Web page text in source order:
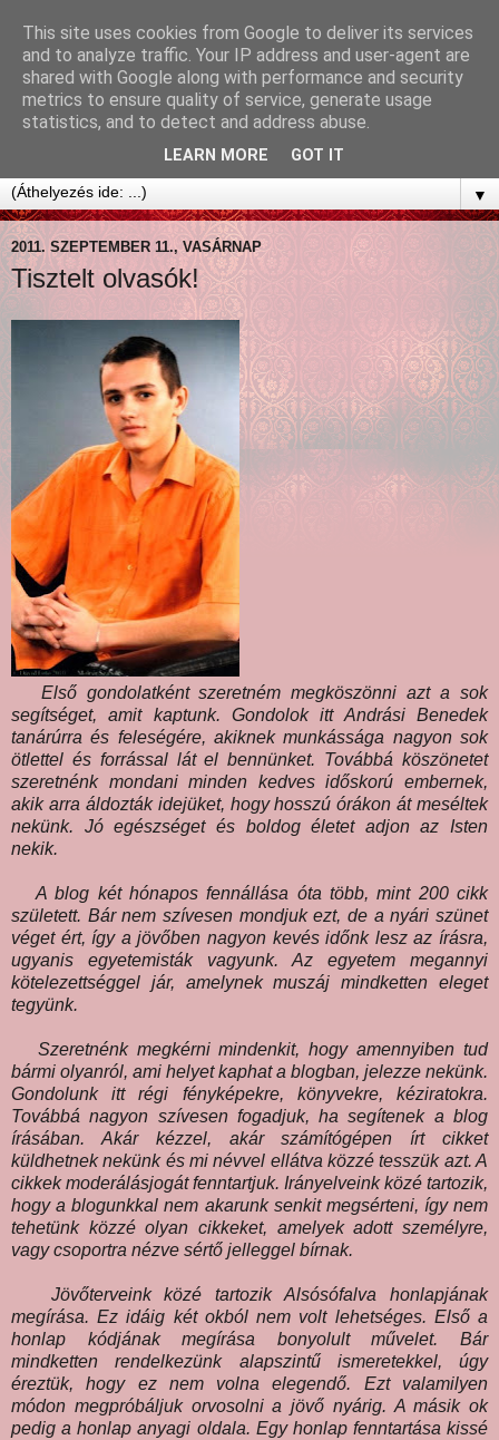
▼
2011. SZEPTEMBER 11., VASÁRNAP
Tisztelt olvasók!
Első gondolatként szeretném megköszönni azt a sok
segítséget, amit kaptunk. Gondolok itt Andrási Benedek
tanárúrra és feleségére, akiknek munkássága nagyon sok
ötlettel és forrással lát el bennünket. Továbbá köszönetet
szeretnénk mondani minden kedves időskorú embernek,
akik arra áldozták idejüket, hogy hosszú órákon át meséltek
nekünk. Jó egészséget és boldog életet adjon az Isten
nekik.
A blog két hónapos fennállása óta több, mint 200 cikk
született. Bár nem szívesen mondjuk ezt, de a nyári szünet
véget ért, így a jövőben nagyon kevés időnk lesz az írásra,
ugyanis egyetemisták vagyunk. Az egyetem megannyi
kötelezettséggel jár, amelynek muszáj mindketten eleget
tegyünk.
Szeretnénk megkérni mindenkit, hogy amennyiben tud
bármi olyanról, ami helyet kaphat a blogban, jelezze nekünk.
Gondolunk itt régi fényképekre, könyvekre, kéziratokra.
Továbbá nagyon szívesen fogadjuk, ha segítenek a blog
írásában. Akár kézzel, akár számítógépen írt cikket
küldhetnek nekünk és mi névvel ellátva közzé tesszük azt. A
cikkek moderálásjogát fenntartjuk. Irányelveink közé tartozik,
hogy a blogunkkal nem akarunk senkit megsérteni, így nem
tehetünk közzé olyan cikkeket, amelyek adott személyre,
vagy csoportra nézve sértő jelleggel bírnak.
Jövőterveink közé tartozik Alsósófalva honlapjának
megírása. Ez idáig két okból nem volt lehetséges. Első a
honlap kódjának megírása bonyolult művelet. Bár
mindketten rendelkezünk alapszintű ismeretekkel, úgy
éreztük, hogy ez nem volna elegendő. Ezt valamilyen
módon megpróbáljuk orvosolni a jövő nyárig. A másik ok
pedig a honlap anyagi oldala. Egy honlap fenntartása kissé
This site uses cookies from Google to deliver its services
and to analyze traffic. Your IP address and user-agent are
shared with Google along with performance and security
metrics to ensure quality of service, generate usage
statistics, and to detect and address abuse.
LEARN MORE GOT IT